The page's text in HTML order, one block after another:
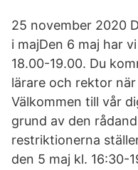
25 november 2020
i majDen 6 maj har
18.00-19.00. Du
lärare och rektor
Välkommen till vår
grund av den
restriktionerna
den 5 maj kl. 16:30-